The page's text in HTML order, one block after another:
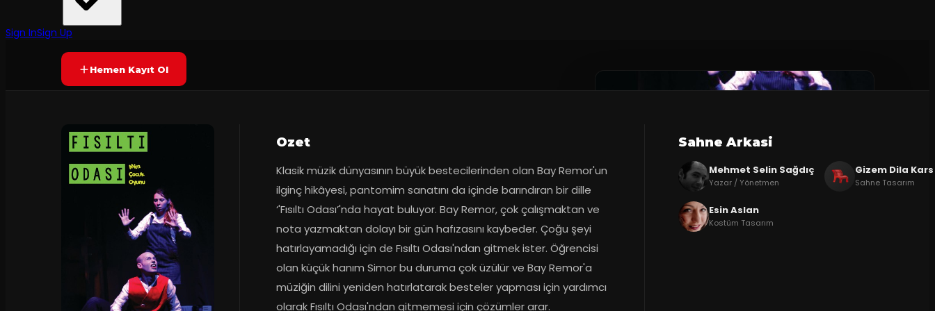
Sign InSign UpYAKINDA Yetersiz oy
Hemen Kayıt Ol
Ozet
Klasik müzik dünyasının büyük bestecilerinden olan Bay Remor'un
ilginç hikâyesi, pantomim sanatını da içinde barındıran bir dille
‘'Fısıltı Odası’'nda hayat buluyor. Bay Remor, çok çalışmaktan ve
nota yazmaktan dolayı bir gün hafızasını kaybeder. Çoğu şeyi
hatırlayamadığı için de Fısıltı Odası'ndan gitmek ister. Öğrencisi
olan küçük hanım Simor bu duruma çok üzülür ve Bay Remor'a
müziğin dilini yeniden hatırlatarak besteler yapması için yardımcı
olarak Fısıltı Odası'ndan gitmemesi için çözümler arar.
Sahne Arkasi
Mehmet Selin Sağdıç
Yazar / Yönetmen
Gizem Dila Kars
Sahne Tasarım
Esin Aslan
Kostüm Tasarım